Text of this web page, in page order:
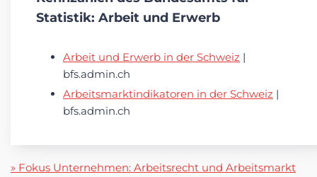
Statistik: Arbeit und Erwerb
Arbeit und Erwerb in der Schweiz |
bfs.admin.ch
Arbeitsmarktindikatoren in der Schweiz |
bfs.admin.ch
» Fokus Unternehmen: Arbeitsrecht und Arbeitsmarkt